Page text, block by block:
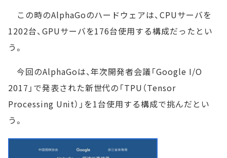
この時のAlphaGoのハードウェアは、CPUサーバを
1202台、GPUサーバを176台使用する構成だったとい
う。
今回のAlphaGoは、年次開発者会議「Google I/O
2017」で発表された新世代の「TPU（Tensor
Processing Unit）」を1台使用する構成で挑んだとい
う。